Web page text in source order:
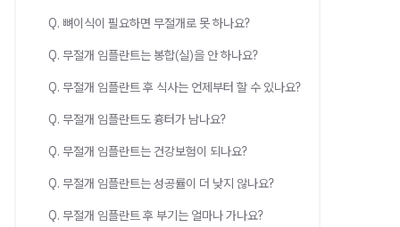
Q. 뼈이식이 필요하면 무절개로 못 하나요?
Q. 무절개 임플란트는 봉합(실)을 안 하나요?
Q. 무절개 임플란트 후 식사는 언제부터 할 수 있나요?
Q. 무절개 임플란트도 흉터가 남나요?
Q. 무절개 임플란트는 건강보험이 되나요?
Q. 무절개 임플란트는 성공률이 더 낮지 않나요?
Q. 무절개 임플란트 후 부기는 얼마나 가나요?